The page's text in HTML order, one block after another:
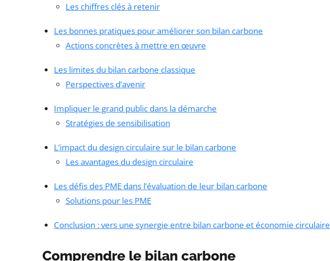
Les chiffres clés à retenir
Les bonnes pratiques pour améliorer son bilan carbone
Actions concrètes à mettre en œuvre
Les limites du bilan carbone classique
Perspectives d’avenir
Impliquer le grand public dans la démarche
Stratégies de sensibilisation
L’impact du design circulaire sur le bilan carbone
Les avantages du design circulaire
Les défis des PME dans l’évaluation de leur bilan carbone
Solutions pour les PME
Conclusion : vers une synergie entre bilan carbone et économie circulaire
Comprendre le bilan carbone